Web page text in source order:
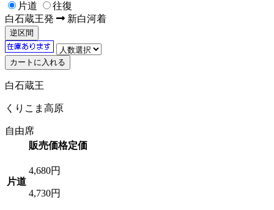
片道
往復
白石蔵王発 新白河着
逆区間
白石蔵王
くりこま高原
自由席
販売価格定価
片道
4,680円
4,730円